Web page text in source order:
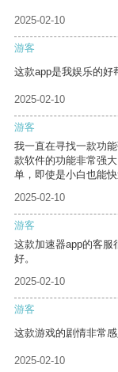
2025-02-10
游客
这款app是我娱乐的好
2025-02-10
游客
我一直在寻找一款功
款软件的功能非常强
单，即使是小白也能快
2025-02-10
游客
这款加速器app的客服
好。
2025-02-10
游客
这款游戏的剧情非常
2025-02-10